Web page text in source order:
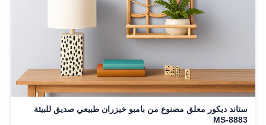
ستاند ديكور معلق مصنوع من بامبو خيزران طبيعي صديق للبيئة
MS-8883